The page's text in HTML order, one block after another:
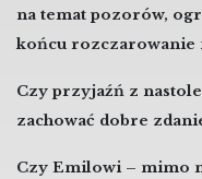
na temat pozorów,
końcu rozczarowanie
Czy przyjaźń z
zachować dobre
Czy Emilowi – mimo